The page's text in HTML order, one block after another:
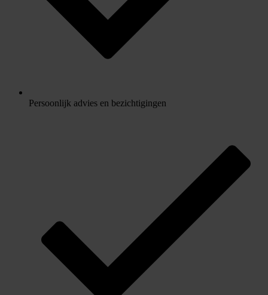
Persoonlijk advies en bezichtigingen